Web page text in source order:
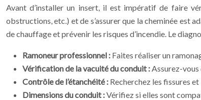
Avant d’installer un insert, il est impératif de faire
obstructions, etc.) et de s’assurer que la cheminée est
de chauffage et prévenir les risques d’incendie. Le
Ramoneur professionnel : Faites réaliser un
Vérification de la vacuité du conduit :Assurez-vous
Contrôle de l’étanchéité : Recherchez les fissures
Dimensions du conduit :Vérifiez si elles sont